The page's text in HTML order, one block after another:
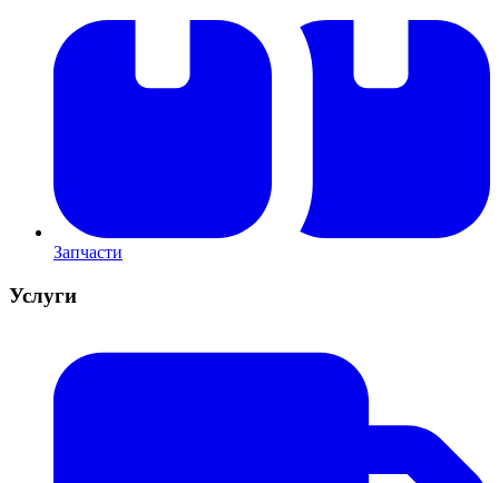
Запчасти
Услуги